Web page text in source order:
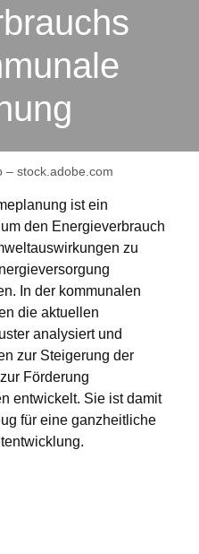
– stock.adobe.com
ist ein
den Energieverbrauch
zu
In der kommunalen
die aktuellen
analysiert und
zur Steigerung der
Förderung
entwickelt. Sie ist damit
für eine ganzheitliche